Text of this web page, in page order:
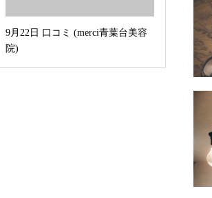
9月22日 口コミ (merci青葉台美容
院)